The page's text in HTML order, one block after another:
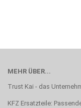
MEHR ÜBER...
Trust Kai - das
KFZ Ersatzteile: